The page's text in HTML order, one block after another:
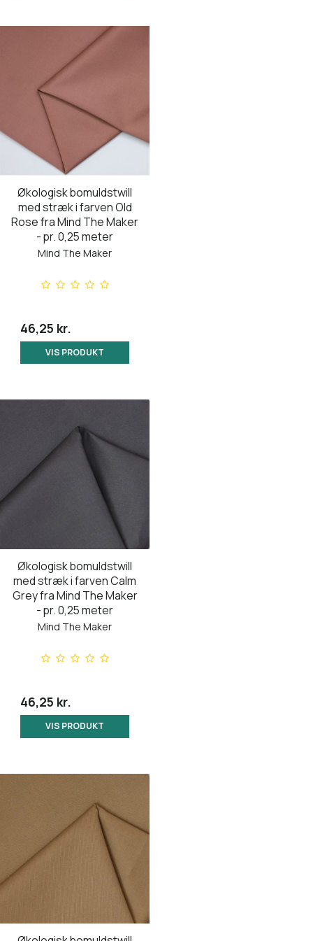
Økologisk bomuldstwill
med stræk i farven Old
Rose fra Mind The Maker
- pr. 0,25 meter
Mind The Maker
46,25 kr.
VIS PRODUKT
Økologisk bomuldstwill
med stræk i farven Calm
Grey fra Mind The Maker
- pr. 0,25 meter
Mind The Maker
46,25 kr.
VIS PRODUKT